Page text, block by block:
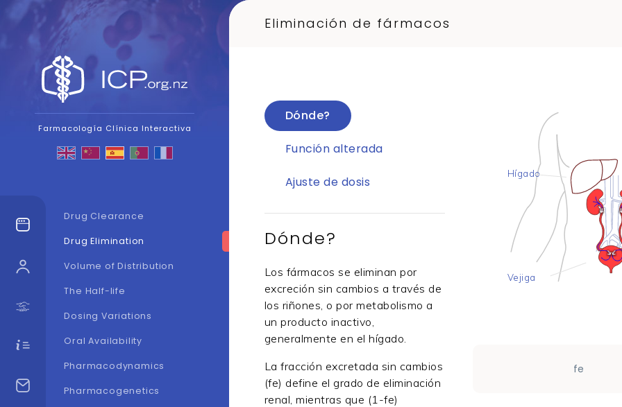
Farmacología Clínica Interactiva
Drug Clearance
Drug Elimination
Volume of Distribution
The Half-life
Dosing Variations
Oral Availability
Pharmacodynamics
Pharmacogenetics
Eliminación de fármacos
Dónde?
Función alterada
Ajuste de dosis
Dónde?
Los fármacos se eliminan por
excreción sin cambios a través de
los riñones, o por metabolismo a
un producto inactivo,
generalmente en el hígado.
La fracción excretada sin cambios
(fe) define el grado de eliminación
renal, mientras que (1-fe)
Hígado
Vejiga
fe